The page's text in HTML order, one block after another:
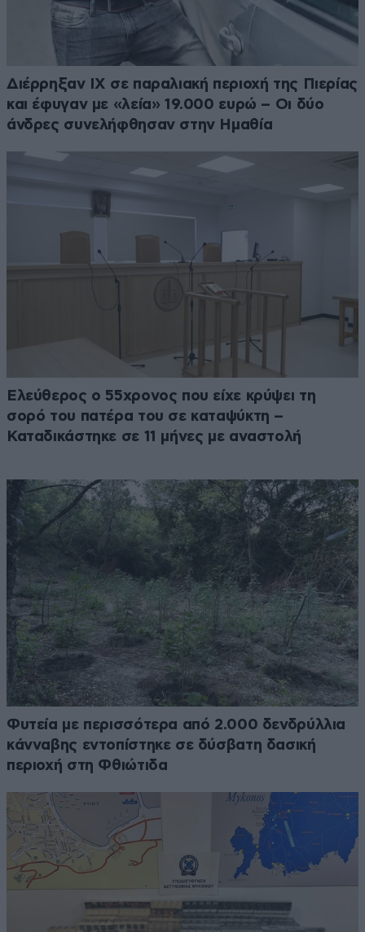
Διέρρηξαν ΙΧ σε παραλιακή περιοχή της Πιερίας
και έφυγαν με «λεία» 19.000 ευρώ – Οι δύο
άνδρες συνελήφθησαν στην Ημαθία
Ελεύθερος ο 55χρονος που είχε κρύψει τη
σορό του πατέρα του σε καταψύκτη –
Καταδικάστηκε σε 11 μήνες με αναστολή
Φυτεία με περισσότερα από 2.000 δενδρύλλια
κάνναβης εντοπίστηκε σε δύσβατη δασική
περιοχή στη Φθιώτιδα